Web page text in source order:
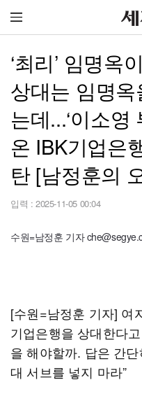
‘최리’ 임명옥
상대는 임명
는데...‘이소영
온 IBK기업은
탄 [남정훈의
입력 : 2025-11-05 00:04
수원=남정훈 기자
[수원=남정훈 기자] 여
기업은행을 상대한다
을 해야할까. 답은 간
대 서브를 넣지 마라”